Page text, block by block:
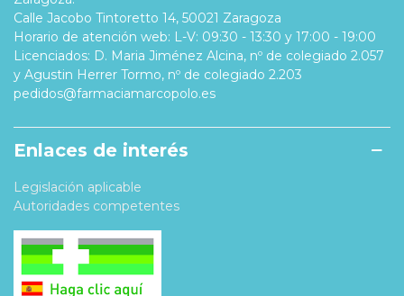
Calle Jacobo Tintoretto 14, 50021 Zaragoza
Horario de atención web: L-V: 09:30 - 13:30 y 17:00 - 19:00
Licenciados: D. Maria Jiménez Alcina, nº de colegiado 2.057
y Agustin Herrer Tormo, nº de colegiado 2.203
pedidos@farmaciamarcopolo.es
Enlaces de interés
Legislación aplicable
Autoridades competentes